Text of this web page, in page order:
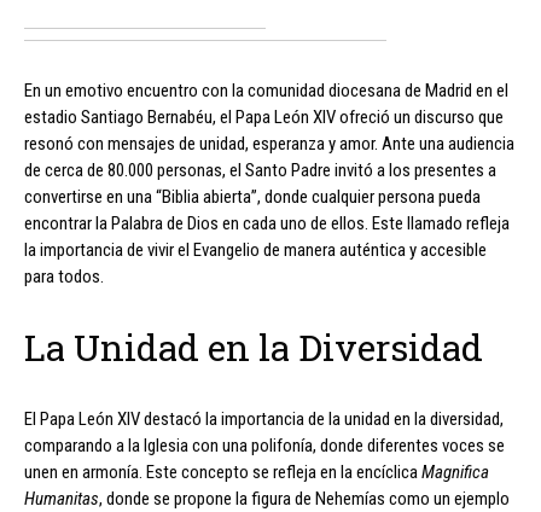
En un emotivo encuentro con la comunidad diocesana de Madrid en el
estadio Santiago Bernabéu, el Papa León XIV ofreció un discurso que
resonó con mensajes de unidad, esperanza y amor. Ante una audiencia
de cerca de 80.000 personas, el Santo Padre invitó a los presentes a
convertirse en una “Biblia abierta”, donde cualquier persona pueda
encontrar la Palabra de Dios en cada uno de ellos. Este llamado refleja
la importancia de vivir el Evangelio de manera auténtica y accesible
para todos.
La Unidad en la Diversidad
El Papa León XIV destacó la importancia de la unidad en la diversidad,
comparando a la Iglesia con una polifonía, donde diferentes voces se
unen en armonía. Este concepto se refleja en la encíclicaMagnifica
Humanitas, donde se propone la figura de Nehemías como un ejemplo